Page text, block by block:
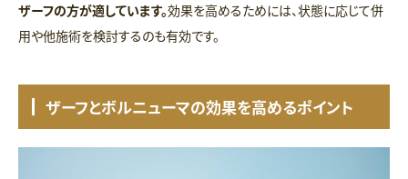
ザーフの方が適しています。効果を高めるためには、状態に応じて併
用や他施術を検討するのも有効です。
ザーフとボルニューマの効果を高めるポイント